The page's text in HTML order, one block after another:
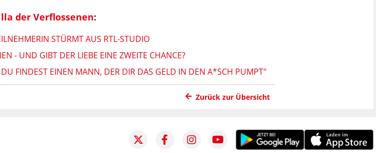
der Verflossenen:
STÜRMT AUS RTL-STUDIO
- UND GIBT DER LIEBE EINE ZWEITE CHANCE?
FINDEST EINEN MANN, DER DIR DAS GELD IN DEN A*SCH PUMPT"
Zurück zur Übersicht